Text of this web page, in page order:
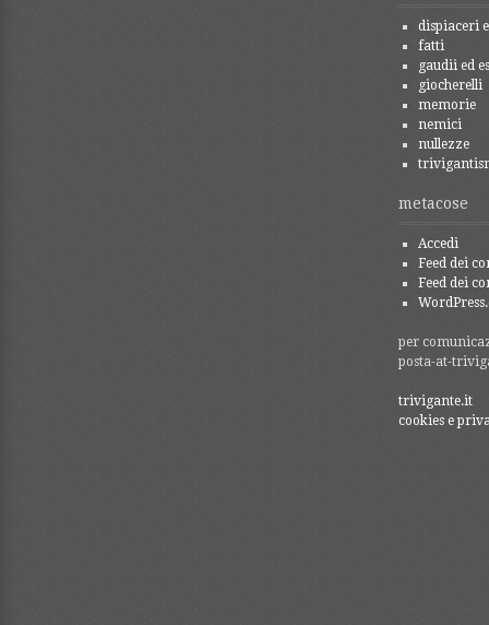
dispiaceri
fatti
gaudii ed
giocherelli
memorie
nemici
nullezze
metacose
Accedi
Feed dei
Feed dei
per
posta-at-
trivigante.it
cookies e